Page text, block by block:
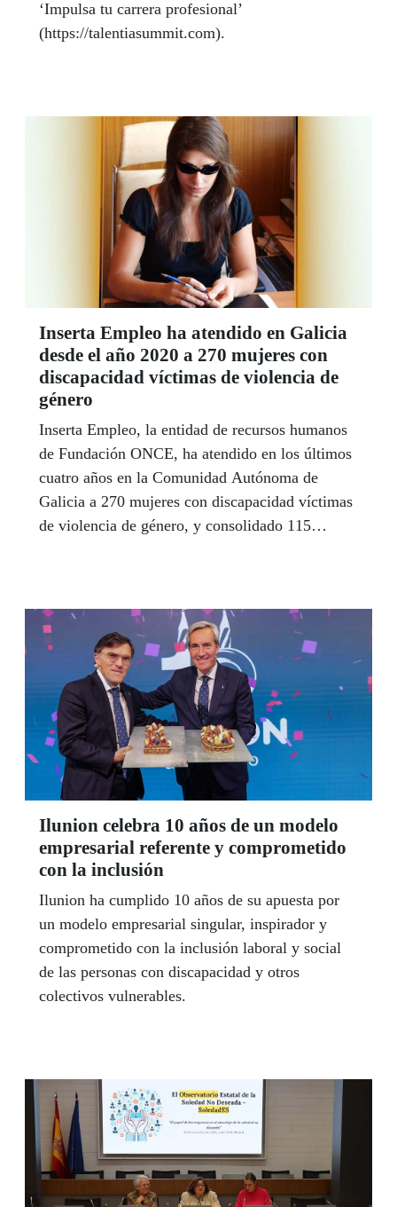
‘Impulsa tu carrera profesional’
(https://talentiasummit.com).
Inserta Empleo ha atendido en Galicia
desde el año 2020 a 270 mujeres con
discapacidad víctimas de violencia de
género
Inserta Empleo, la entidad de recursos humanos
de Fundación ONCE, ha atendido en los últimos
cuatro años en la Comunidad Autónoma de
Galicia a 270 mujeres con discapacidad víctimas
de violencia de género, y consolidado 115
Ilunion celebra 10 años de un modelo
empresarial referente y comprometido
con la inclusión
Ilunion ha cumplido 10 años de su apuesta por
un modelo empresarial singular, inspirador y
comprometido con la inclusión laboral y social
de las personas con discapacidad y otros
colectivos vulnerables.